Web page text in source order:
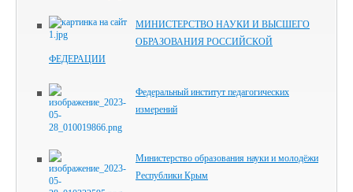
МИНИСТЕРСТВО НАУКИ И ВЫСШЕГО
ОБРАЗОВАНИЯ РОССИЙСКОЙ
ФЕДЕРАЦИИ
Федеральный институт педагогических
измерений
Министерство образования науки и молодёжи
Республики Крым